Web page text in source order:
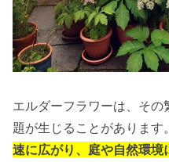
エルダーフラワーは、そ
題が生じることがあります
速に広がり、庭や自然環境